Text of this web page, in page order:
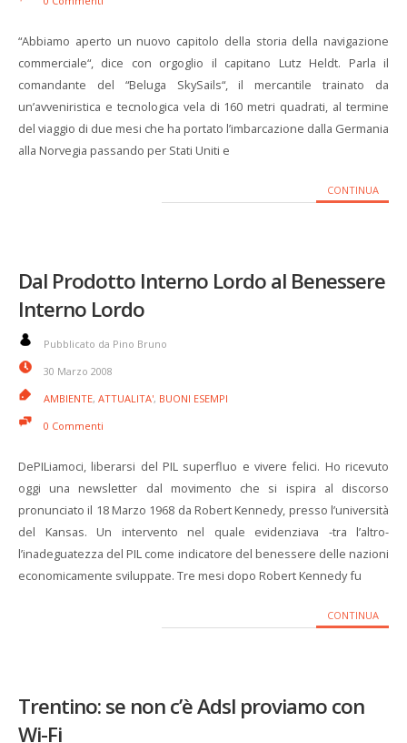
“Abbiamo aperto un nuovo capitolo della storia della navigazione
commerciale“, dice con orgoglio il capitano Lutz Heldt. Parla il
comandante del “Beluga SkySails“, il mercantile trainato da
un’avveniristica e tecnologica vela di 160 metri quadrati, al termine
del viaggio di due mesi che ha portato l’imbarcazione dalla Germania
alla Norvegia passando per Stati Uniti e
CONTINUA
Dal Prodotto Interno Lordo al Benessere
Interno Lordo
Pubblicato da Pino Bruno
30 Marzo 2008
AMBIENTE, ATTUALITA', BUONI ESEMPI
0 Commenti
DePILiamoci, liberarsi del PIL superfluo e vivere felici. Ho ricevuto
oggi una newsletter dal movimento che si ispira al discorso
pronunciato il 18 Marzo 1968 da Robert Kennedy, presso l’università
del Kansas. Un intervento nel quale evidenziava -tra l’altro-
l’inadeguatezza del PIL come indicatore del benessere delle nazioni
economicamente sviluppate. Tre mesi dopo Robert Kennedy fu
CONTINUA
Trentino: se non c’è Adsl proviamo con
Wi-Fi